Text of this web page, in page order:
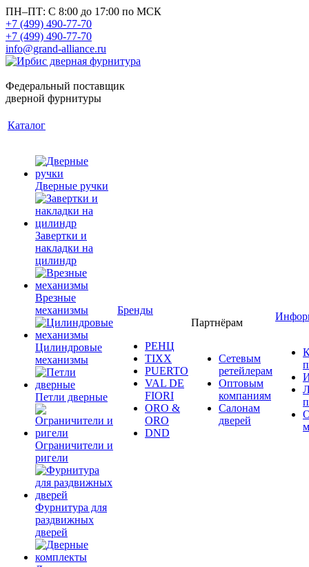
ПН–ПТ: С 8:00 до 17:00 по МСК
+7 (499) 490-77-70
+7 (499) 490-77-70
info@grand-alliance.ru
Федеральный поставщик
дверной фурнитуры
Каталог
Дверные ручки
Завертки и
накладки на
цилиндр
Врезные
механизмы
Цилиндровые
механизмы
Петли дверные
Ограничители и
ригели
Фурнитура для
раздвижных
дверей
Бренды
РЕНЦ
TIXX
PUERTO
VAL DE
FIORI
ORO &
ORO
DND
Партнёрам
Сетевым
ретейлерам
Оптовым
компаниям
Салонам
дверей